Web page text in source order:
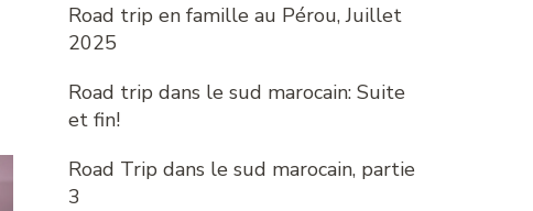
Road trip en famille au Pérou, Juillet
2025
Road trip dans le sud marocain: Suite
et fin!
Road Trip dans le sud marocain, partie
3